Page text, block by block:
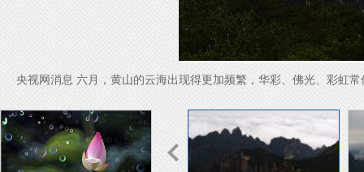
央视网消息 六月，黄山的云海出现得更加频繁，华彩、佛光、彩虹常